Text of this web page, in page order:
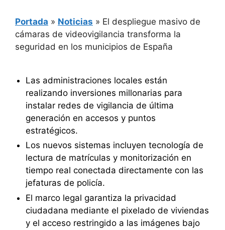
Portada » Noticias » El despliegue masivo de
cámaras de videovigilancia transforma la
seguridad en los municipios de España
Las administraciones locales están
realizando inversiones millonarias para
instalar redes de vigilancia de última
generación en accesos y puntos
estratégicos.
Los nuevos sistemas incluyen tecnología de
lectura de matrículas y monitorización en
tiempo real conectada directamente con las
jefaturas de policía.
El marco legal garantiza la privacidad
ciudadana mediante el pixelado de viviendas
y el acceso restringido a las imágenes bajo